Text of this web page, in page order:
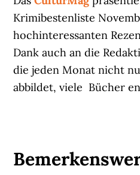
Krimibestenliste
hochinteressanten
Dank auch an die
die jeden Monat nicht
abbildet, viele Bücher